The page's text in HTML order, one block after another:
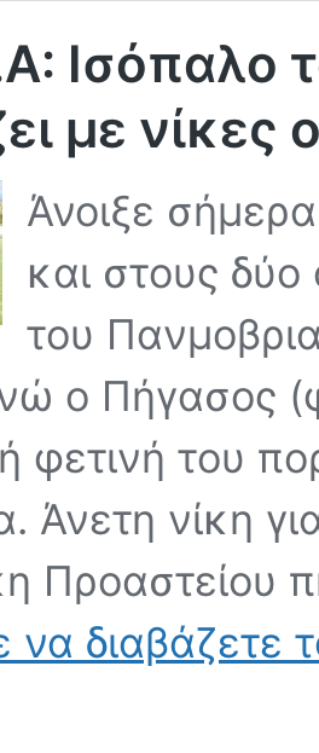
Ισόπαλο
με νίκες
Άνοιξε
και στους δύο
του
ο Πήγασος
φετινή του
Άνετη νίκη
Προαστείου
να διαβάζετε